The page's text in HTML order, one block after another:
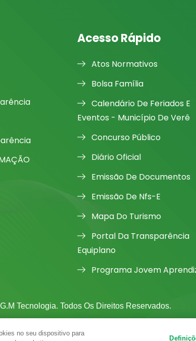
Acesso Rápido
Atos Normativos
Bolsa Família
Calendário De Feriados E
Eventos - Município De Verê
Concurso Público
Diário Oficial
Emissão De Documentos
Emissão De Nfs-E
Mapa Do Turismo
Portal Da Transparência
Equiplano
Programa Jovem
Tecnologia. Todos Os Direitos Reservados.
no seu dispositivo para